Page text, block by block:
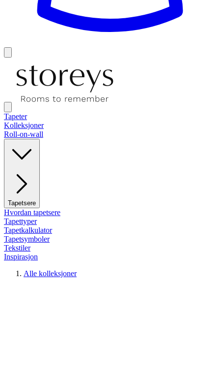
Tapeter
Kolleksjoner
Roll-on-wall
Tapetsere
Hvordan tapetsere
Tapettyper
Tapetkalkulator
Tapetsymboler
Tekstiler
Inspirasjon
Alle kolleksjoner